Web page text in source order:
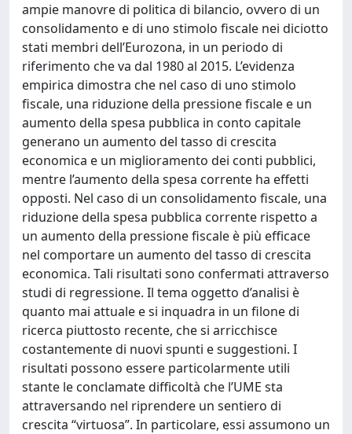
ampie manovre di politica di bilancio, ovvero di un
consolidamento e di uno stimolo fiscale nei diciotto
stati membri dell’Eurozona, in un periodo di
riferimento che va dal 1980 al 2015. L’evidenza
empirica dimostra che nel caso di uno stimolo
fiscale, una riduzione della pressione fiscale e un
aumento della spesa pubblica in conto capitale
generano un aumento del tasso di crescita
economica e un miglioramento dei conti pubblici,
mentre l’aumento della spesa corrente ha effetti
opposti. Nel caso di un consolidamento fiscale, una
riduzione della spesa pubblica corrente rispetto a
un aumento della pressione fiscale è più efficace
nel comportare un aumento del tasso di crescita
economica. Tali risultati sono confermati attraverso
studi di regressione. Il tema oggetto d’analisi è
quanto mai attuale e si inquadra in un filone di
ricerca piuttosto recente, che si arricchisce
costantemente di nuovi spunti e suggestioni. I
risultati possono essere particolarmente utili
stante le conclamate difficoltà che l’UME sta
attraversando nel riprendere un sentiero di
crescita “virtuosa”. In particolare, essi assumono un